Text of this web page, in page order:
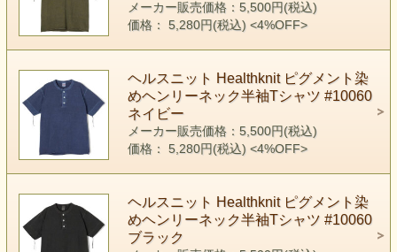
メーカー販売価格：5,500円(税込)
価格： 5,280円(税込) <4%OFF>
ヘルスニット Healthknit ピグメント染
めヘンリーネック半袖Tシャツ #10060
ネイビー
メーカー販売価格：5,500円(税込)
価格： 5,280円(税込) <4%OFF>
ヘルスニット Healthknit ピグメント染
めヘンリーネック半袖Tシャツ #10060
ブラック